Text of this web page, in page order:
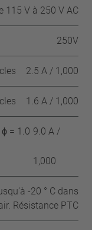
115 V à 250 V AC
250V
2.5 A / 1,000
1.6 A / 1,000
= 1.0 9.0 A /
1,000
-20 ° C dans
Résistance PTC